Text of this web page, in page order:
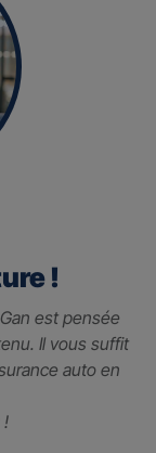
!
est pensée
Il vous suffit
auto en
!